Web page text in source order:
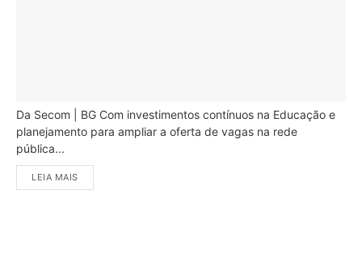
Da Secom | BG Com investimentos contínuos na Educação e
planejamento para ampliar a oferta de vagas na rede
pública...
LEIA MAIS